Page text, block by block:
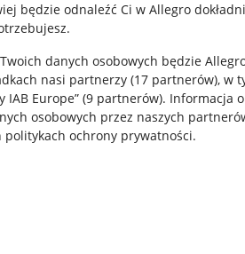
będzie odnaleźć Ci w Allegro
danych osobowych będzie
nasi partnerzy (17 partnerów), w
IAB Europe” (9 partnerów). Informacja
osobowych przez naszych
ochrony prywatności.
dla sprzedających
Regulamin
Polityka